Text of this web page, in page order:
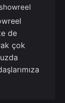
showreel
de
çok